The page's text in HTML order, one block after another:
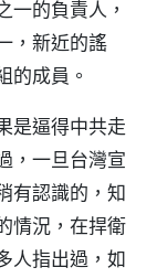
一的負責人，
，新近的謠
的成員。
是逼得中共走
，一旦台灣宣
有認識的，知
情況，在捍衛
人指出過，如